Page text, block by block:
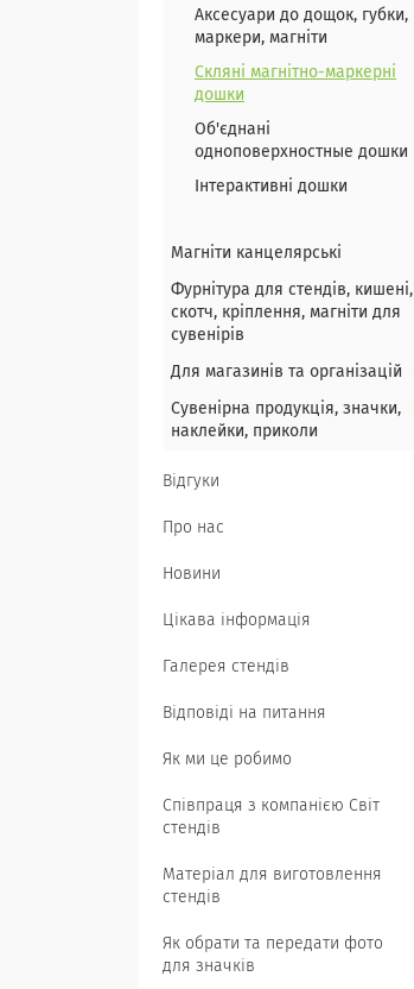
Аксесуари до дощок, губки,
маркери, магніти
Скляні магнітно-маркерні
дошки
Об'єднані
одноповерхностные дошки
Інтерактивні дошки
Магніти канцелярські
Фурнітура для стендів, кишені,
скотч, кріплення, магніти для
сувенірів
Для магазинів та організацій
Сувенірна продукція, значки,
наклейки, приколи
Відгуки
Про нас
Новини
Цікава інформація
Галерея стендів
Відповіді на питання
Як ми це робимо
Співпраця з компанією Світ
стендів
Матеріал для виготовлення
стендів
Як обрати та передати фото
для значків